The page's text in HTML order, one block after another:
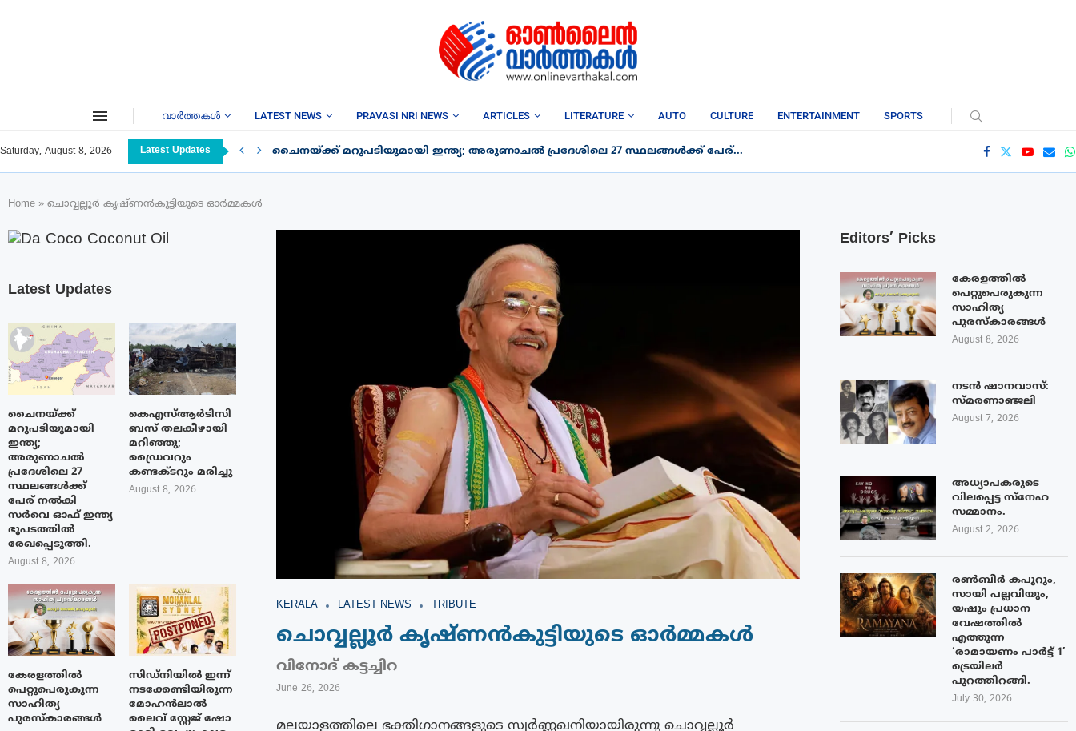
വാർത്തകൾ LATEST NEWS PRAVASI NRI NEWS ARTICLES LITERATURE AUTO CULTURE ENTERTAINMENT SPORTS
Saturday, August 8, 2026 Latest Updates ചൈനയ്ക്ക് മറുപടിയുമായി ഇന്ത്യ; അരുണാചൽ പ്രദേശിലെ 27 സ്ഥലങ്ങൾക്ക് പേര്...
Home » ചൊവ്വല്ലൂർ കൃഷ്ണൻകുട്ടിയുടെ ഓർമ്മകൾ
KERALA LATEST NEWS TRIBUTE
ചൊവ്വല്ലൂർ കൃഷ്ണൻകുട്ടിയുടെ ഓർമ്മകൾ
വിനോദ് കട്ടച്ചിറ
June 26, 2026
മലയാളത്തിലെ ഭക്തിഗാനങ്ങളുടെ സ്വർണ്ണഖനിയായിരുന്നു ചൊവ്വല്ലൂർ
Editors’ Picks
കേരളത്തിൽ
പെറ്റുപെരുകുന്ന
സാഹിത്യ
പുരസ്‌കാരങ്ങൾ
August 8, 2026
നടൻ ഷാനവാസ്:
സ്മരണാഞ്ജലി
August 7, 2026
അധ്യാപകരുടെ
വിലപ്പെട്ട സ്നേഹ
സമ്മാനം.
August 2, 2026
രൺബീർ കപൂറും,
സായി പല്ലവിയും,
യഷും പ്രധാന
വേഷത്തിൽ
എത്തുന്ന
‘രാമായണം പാർട്ട് 1’
ട്രെയിലർ
പുറത്തിറങ്ങി.
July 30, 2026
Latest Updates
ചൈനയ്ക്ക്
മറുപടിയുമായി
ഇന്ത്യ;
അരുണാചൽ
പ്രദേശിലെ 27
സ്ഥലങ്ങൾക്ക്
പേര് നൽകി
സർവെ ഓഫ് ഇന്ത്യ
ഭൂപടത്തിൽ
രേഖപ്പെടുത്തി.
August 8, 2026
കെഎസ്ആർടിസി
ബസ് തലകീഴായി
മറിഞ്ഞു;
ഡ്രൈവറും
കണ്ടക്ടറും മരിച്ചു
August 8, 2026
കേരളത്തിൽ
പെറ്റുപെരുകുന്ന
സാഹിത്യ
പുരസ്‌കാരങ്ങൾ
സിഡ്നിയിൽ ഇന്ന്
നടക്കേണ്ടിയിരുന്ന
മോഹൻലാൽ
ലൈവ് സ്റ്റേജ് ഷോ